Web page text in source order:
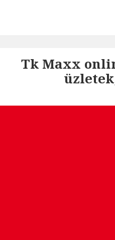
Tk Maxx